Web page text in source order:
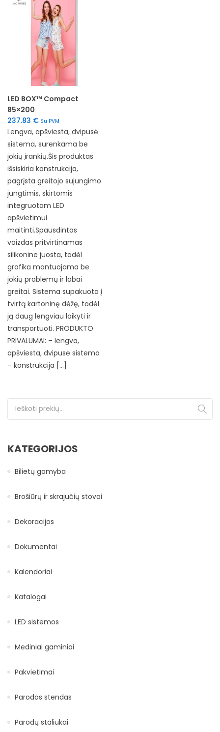
LED BOX™ Compact
85×200
237.83 € Su PVM
Lengva, apšviesta, dvipusė
sistema, surenkama be
jokių įrankių.Šis produktas
išsiskiria konstrukcija,
pagrįsta greitojo sujungimo
jungtimis, skirtomis
integruotam LED
apšvietimui
maitinti.Spausdintas
vaizdas pritvirtinamas
silikonine juosta, todėl
grafika montuojama be
jokių problemų ir labai
greitai. Sistema supakuota į
tvirtą kartoninę dėžę, todėl
ją daug lengviau laikyti ir
transportuoti. PRODUKTO
PRIVALUMAI: – lengva,
apšviesta, dvipusė sistema
– konstrukcija […]
Ieškoti:
KATEGORIJOS
Bilietų gamyba
Brošiūrų ir skrajučių stovai
Dekoracijos
Dokumentai
Kalendoriai
Katalogai
LED sistemos
Mediniai gaminiai
Pakvietimai
Parodos stendas
Parodų staliukai